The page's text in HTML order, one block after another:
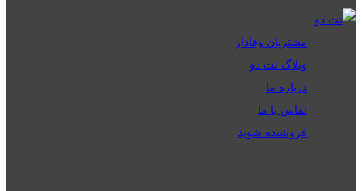
مشتریان وفادار
وبلاگ نت دو
درباره ما
تماس با ما
فروشنده شوید